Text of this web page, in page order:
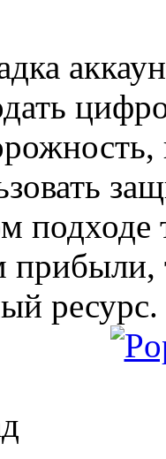
подходе
ресурс.